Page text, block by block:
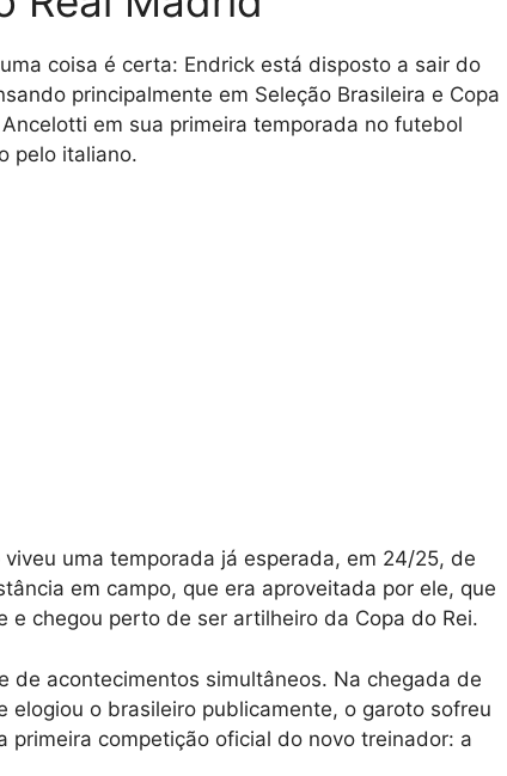
coisa é certa: Endrick está disposto a sair do
principalmente em Seleção Brasileira e Copa
em sua primeira temporada no futebol
pelo italiano.
uma temporada já esperada, em 24/25, de
em campo, que era aproveitada por ele, que
e chegou perto de ser artilheiro da Copa do Rei.
de acontecimentos simultâneos. Na chegada de
elogiou o brasileiro publicamente, o garoto sofreu
primeira competição oficial do novo treinador: a